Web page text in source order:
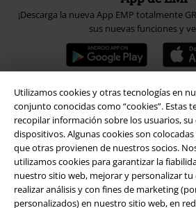
Utilizamos cookies y otras tecnologías en
conjunto conocidas como “cookies”. Estas
recopilar información sobre los usuarios,
dispositivos. Algunas cookies son
que otras provienen de nuestros socios.
utilizamos cookies para garantizar la
nuestro sitio web, mejorar y personalizar
realizar análisis y con fines de marketing
personalizados) en nuestro sitio web, en
¡Descarga la nueva App EMP totalmente
sus nuevas funciones y
A Warner Music